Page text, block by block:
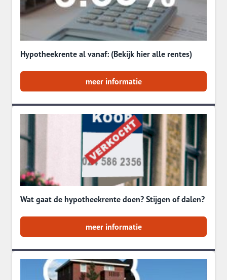
Hypotheekrente al vanaf: (Bekijk hier alle rentes)
meer informatie
Wat gaat de hypotheekrente doen? Stijgen of dalen?
meer informatie